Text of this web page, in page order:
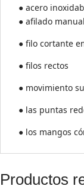
● acero
● afilado manual
● filo cortante
● filos rectos
● movimiento
● las puntas
● los mangos
Productos